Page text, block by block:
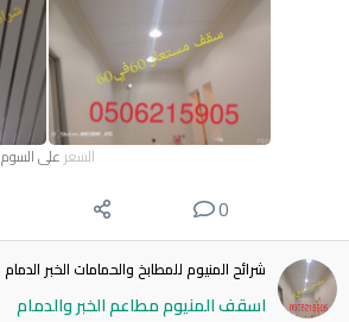
السعر على السوم
0
شرائح المنيوم للمطابخ والحمامات الخبر الدمام
اسقف المنيوم مطاعم الخبر والدمام